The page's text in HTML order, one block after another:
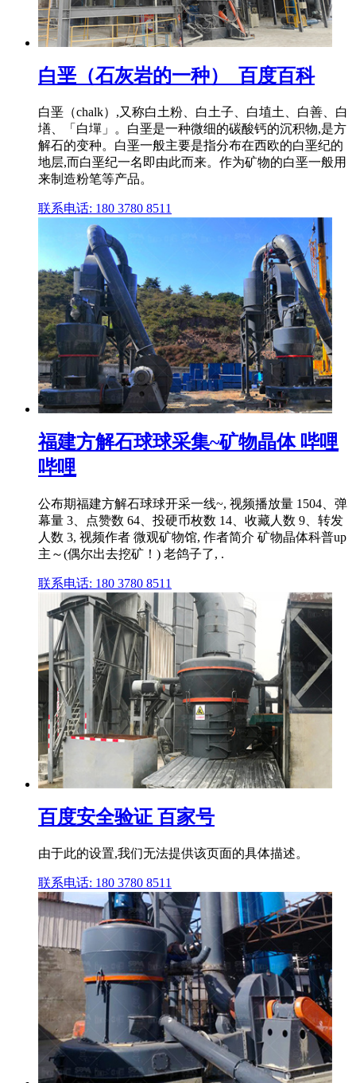
白垩（石灰岩的一种）_百度百科
白垩（chalk）,又称白土粉、白土子、白埴土、白善、白
墡、「白墠」。白垩是一种微细的碳酸钙的沉积物,是方
解石的变种。白垩一般主要是指分布在西欧的白垩纪的
地层,而白垩纪一名即由此而来。作为矿物的白垩一般用
来制造粉笔等产品。
联系电话: 180 3780 8511
福建方解石球球采集~矿物晶体 哔哩
哔哩
公布期福建方解石球球开采一线~, 视频播放量 1504、弹
幕量 3、点赞数 64、投硬币枚数 14、收藏人数 9、转发
人数 3, 视频作者 微观矿物馆, 作者简介 矿物晶体科普up
主～(偶尔出去挖矿！) 老鸽子了, .
联系电话: 180 3780 8511
百度安全验证 百家号
由于此的设置,我们无法提供该页面的具体描述。
联系电话: 180 3780 8511